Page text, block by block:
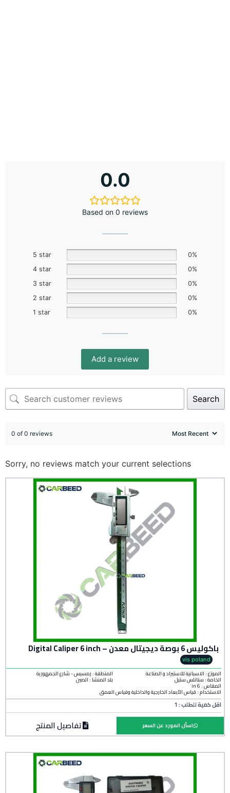
0.0
Based on 0 reviews
5 star
0%
4 star
0%
3 star
0%
2 star
0%
1 star
0%
Add a review
Search
0 of 0 reviews
Sorry, no reviews match your current selections
باكوليس 6 بوصة ديجيتال معدن – Digital Caliper 6 inch
vis poland
الموزع : الاسبانية للاستيراد و الصناعة
الخامة : ستانلس ستيل
المنطقة : رمسيس - شارع الجمهورية
بلد المنشأ :الصين
المقاس : 6 in
الاستخدام : قياس الأبعاد الخارجية والداخلية وقياس العمق
اقل كمية للطلب : 1
تفاصيل المنتج اسأل المورد عن السعر